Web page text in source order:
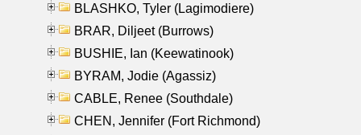
BLASHKO, Tyler (Lagimodiere)
BRAR, Diljeet (Burrows)
BUSHIE, Ian (Keewatinook)
BYRAM, Jodie (Agassiz)
CABLE, Renee (Southdale)
CHEN, Jennifer (Fort Richmond)